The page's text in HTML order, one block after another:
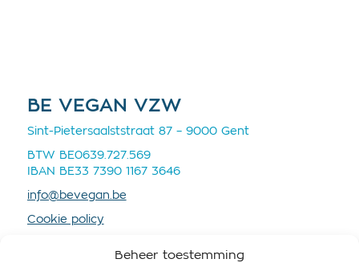
Beheer toestemming
BE VEGAN VZW
Sint-Pietersaalststraat 87 – 9000 Gent
BTW BE0639.727.569
IBAN BE33 7390 1167 3646
info@bevegan.be
Cookie policy